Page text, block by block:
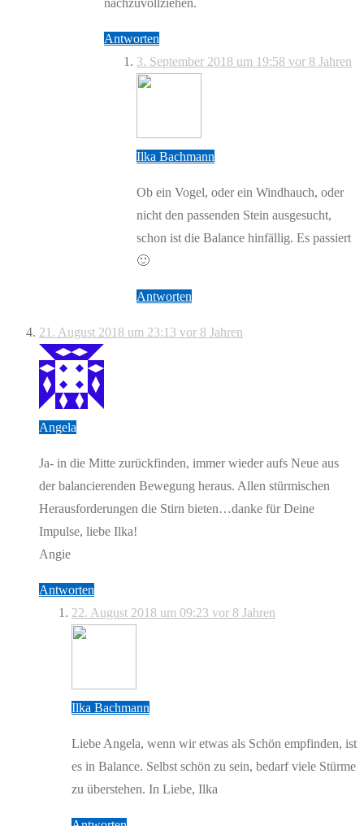
nachzuvollziehen.
Antworten
3. September 2018 um 19:58 vor 8 Jahren
Ilka Bachmann
Ob ein Vogel, oder ein Windhauch, oder
nicht den passenden Stein ausgesucht,
schon ist die Balance hinfällig. Es passiert
🙂
Antworten
21. August 2018 um 23:13 vor 8 Jahren
Angela
Ja- in die Mitte zurückfinden, immer wieder aufs Neue aus
der balancierenden Bewegung heraus. Allen stürmischen
Herausforderungen die Stirn bieten…danke für Deine
Impulse, liebe Ilka!
Angie
Antworten
22. August 2018 um 09:23 vor 8 Jahren
Ilka Bachmann
Liebe Angela, wenn wir etwas als Schön empfinden, ist
es in Balance. Selbst schön zu sein, bedarf viele Stürme
zu überstehen. In Liebe, Ilka